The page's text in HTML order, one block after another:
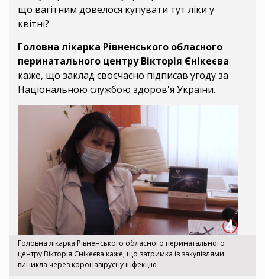
що вагітним довелося купувати тут ліки у
квітні?
Головна лікарка Рівненського обласного
перинатального центру Вікторія Єнікеєва
каже, що заклад своєчасно підписав угоду за
Національною службою здоров'я України.
Головна лікарка Рівненського обласного перинатального
центру Вікторія Єнікеєва каже, що затримка із закупівлями
виникла через коронавірусну інфекцію